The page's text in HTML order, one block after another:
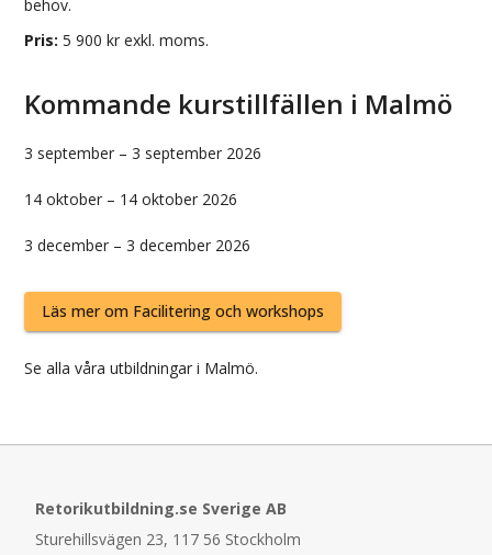
behov.
Pris: 5 900 kr exkl. moms.
Kommande kurstillfällen i Malmö
3 september – 3 september 2026
14 oktober – 14 oktober 2026
3 december – 3 december 2026
Läs mer om Facilitering och workshops
Se alla våra utbildningar i Malmö.
Retorikutbildning.se Sverige AB
Sturehillsvägen 23, 117 56 Stockholm